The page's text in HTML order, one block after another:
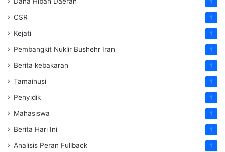
Dana Hibah Daerah 1
CSR 1
Kejati 1
Pembangkit Nuklir Bushehr Iran 1
Berita kebakaran 1
Tamainusi 1
Penyidik 1
Mahasiswa 1
Berita Hari Ini 1
Analisis Peran Fullback 1